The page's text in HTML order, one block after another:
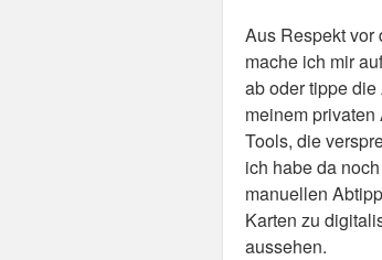
Aus Respekt vor
mache ich mir
ab oder tippe
meinem
Tools, die
ich habe da
manuellen
Karten zu
aussehen.